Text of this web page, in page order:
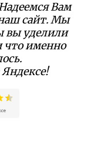
Вам
сайт. Мы
вы уделили
что именно